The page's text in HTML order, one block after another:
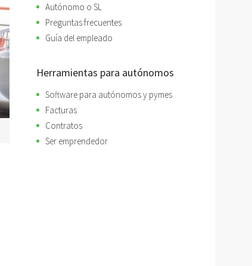
Autónomo o SL
Preguntas frecuentes
Guía del empleado
Herramientas para autónomos
Software para autónomos y pymes
Facturas
Contratos
Ser emprendedor